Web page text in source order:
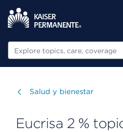
Buscar
Visitar
Salud y bienestar
Eucrisa 2 %